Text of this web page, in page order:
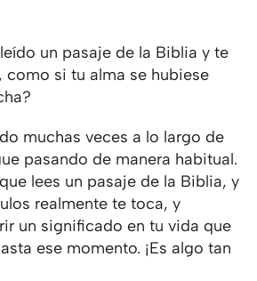
un pasaje de la Biblia y te
como si tu alma se hubiese
muchas veces a lo largo de
pasando de manera habitual.
lees un pasaje de la Biblia, y
realmente te toca, y
un significado en tu vida que
ese momento. ¡Es algo tan